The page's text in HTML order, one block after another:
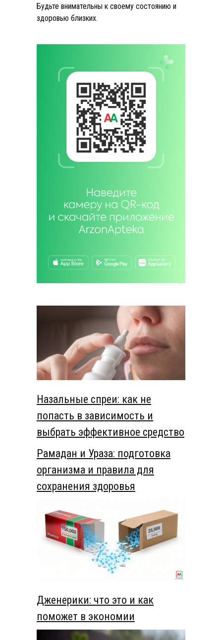
Будьте внимательны к своему состоянию и
здоровью близких.
Назальные спреи: как не
попасть в зависимость и
выбрать эффективное средство
Рамадан и Ураза: подготовка
организма и правила для
сохранения здоровья
Дженерики: что это и как
поможет в экономии